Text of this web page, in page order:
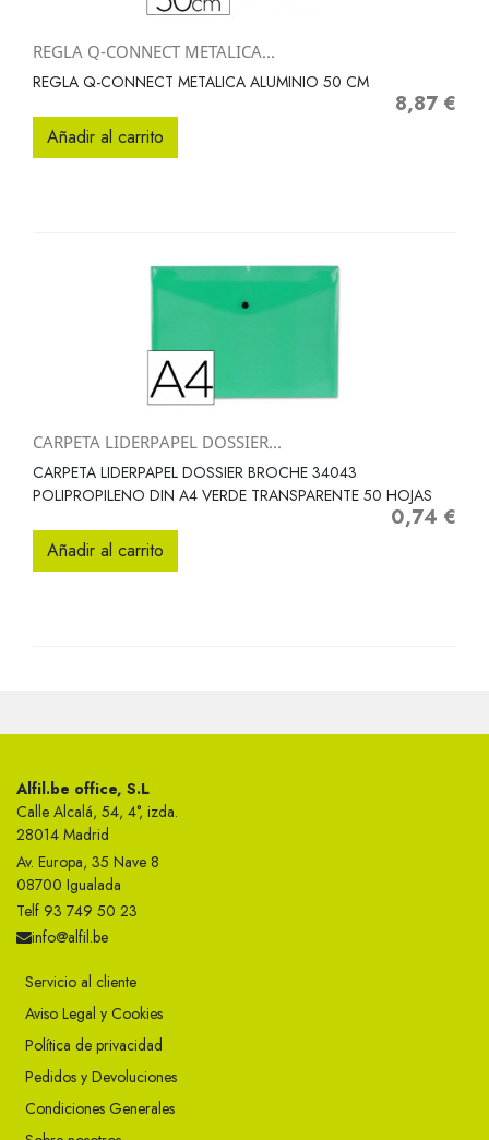
REGLA Q-CONNECT METALICA...
REGLA Q-CONNECT METALICA ALUMINIO 50 CM
Precio
8,87 €
Añadir al carrito
CARPETA LIDERPAPEL DOSSIER...
CARPETA LIDERPAPEL DOSSIER BROCHE 34043
POLIPROPILENO DIN A4 VERDE TRANSPARENTE 50 HOJAS
Precio
0,74 €
Añadir al carrito
Alfil.be office, S.L
Calle Alcalá, 54, 4°, izda.
28014 Madrid
Av. Europa, 35 Nave 8
08700 Igualada
Telf 93 749 50 23
info@alfil.be
Servicio al cliente
Aviso Legal y Cookies
Política de privacidad
Pedidos y Devoluciones
Condiciones Generales